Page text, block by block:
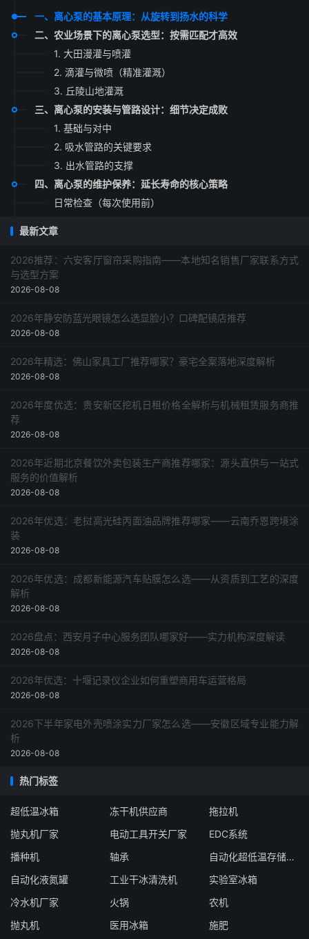
一、离心泵的基本原理：从旋转到扬水的科学
二、农业场景下的离心泵选型：按需匹配才高效
1. 大田漫灌与喷灌
2. 滴灌与微喷（精准灌溉）
3. 丘陵山地灌溉
三、离心泵的安装与管路设计：细节决定成败
1. 基础与对中
2. 吸水管路的关键要求
3. 出水管路的支撑
四、离心泵的维护保养：延长寿命的核心策略
日常检查（每次使用前）
五、行业趋势：节能与智能化的未来
六、常见问题与解答（FAQ）
最新文章
2026推荐：六安客厅窗帘采购指南——本地知名销售厂家联系方式
与选型方案
2026-08-08
2026年静安防蓝光眼镜怎么选显脸小？口碑配镜店推荐
2026-08-08
2026年精选：佛山家具工厂推荐哪家？豪宅全案落地深度解析
2026-08-08
2026年度优选：贵安新区挖机日租价格全解析与机械租赁服务商推
荐
2026-08-08
2026年近期北京餐饮外卖包装生产商推荐哪家：源头直供与一站式
服务的价值解析
2026-08-08
2026年优选：老挝高光硅丙面油品牌推荐哪家——云南乔恩跨境涂
装
2026-08-08
2026年优选：成都新能源汽车贴膜怎么选——从资质到工艺的深度
解析
2026-08-08
2026盘点：西安月子中心服务团队哪家好——实力机构深度解读
2026-08-08
2026年优选：十堰记录仪企业如何重塑商用车运营格局
2026-08-08
2026下半年家电外壳喷涂实力厂家怎么选——安徽区域专业能力解
析
2026-08-08
热门标签
超低温冰箱 冻干机供应商
拖拉机
抛丸机厂家
电动工具开关厂家
EDC系统
播种机
轴承
自动化超低温存储系统厂家
自动化液氮罐
工业干冰清洗机
实验室冰箱
冷水机厂家
火锅
农机
抛丸机
医用冰箱 施肥